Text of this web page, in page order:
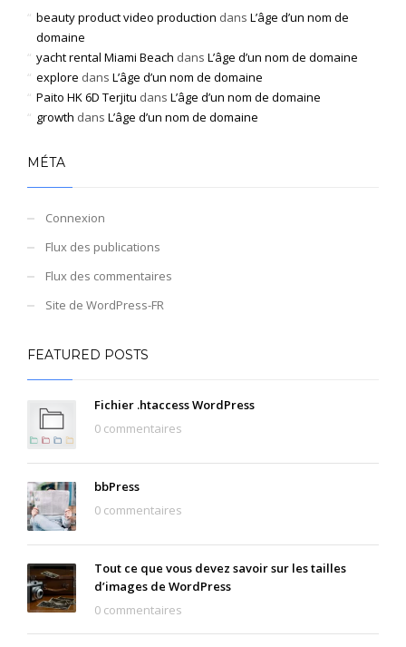
beauty product video production dans L’âge d’un nom de
domaine
yacht rental Miami Beach dans L’âge d’un nom de domaine
explore dans L’âge d’un nom de domaine
Paito HK 6D Terjitu dans L’âge d’un nom de domaine
growth dans L’âge d’un nom de domaine
MÉTA
Connexion
Flux des publications
Flux des commentaires
Site de WordPress-FR
FEATURED POSTS
Fichier .htaccess WordPress
0 commentaires
bbPress
0 commentaires
Tout ce que vous devez savoir sur les tailles
d’images de WordPress
0 commentaires